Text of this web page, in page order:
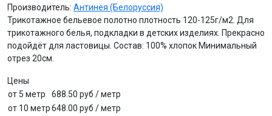
Производитель: Антинея (Белоруссия)
Трикотажное бельевое полотно плотность 120-125г/м2. Для
трикотажного белья, подкладки в детских изделиях. Прекрасно
подойдёт для ластовицы. Состав: 100% хлопок Минимальный
отрез 20см.
Цены
от 5 метр
688.50 руб / метр
от 10 метр648.00 руб / метр